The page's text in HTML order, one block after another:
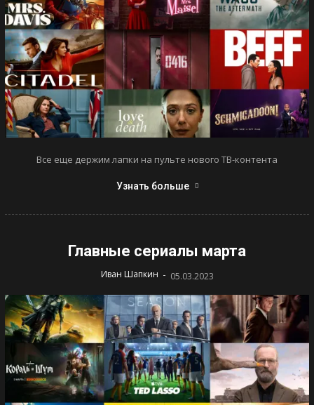
Все еще держим лапки на пульте нового ТВ-контента
Узнать больше
Главные сериалы марта
Иван Шапкин - 05.03.2023